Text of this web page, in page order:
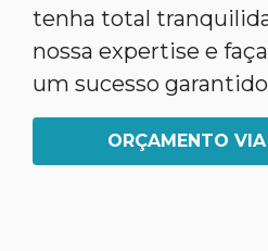
tenha total
nossa expertise e
um sucesso
ORÇAMENTO